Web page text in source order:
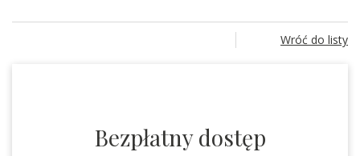
Wróć do listy
Bezpłatny dostęp